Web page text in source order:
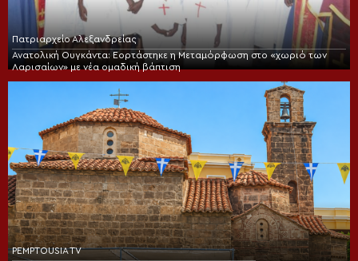
Πατριαρχείο Αλεξανδρείας
Ανατολική Ουγκάντα: Εορτάστηκε η Μεταμόρφωση στο «χωριό των
Λαρισαίων» με νέα ομαδική βάπτιση
PEMPTOUSIA TV